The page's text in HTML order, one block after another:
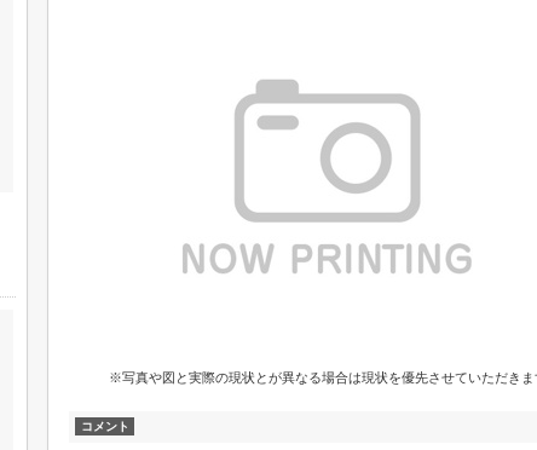
※写真や図と実際の現状とが異なる場合は現状を優先させていただきま
コメント